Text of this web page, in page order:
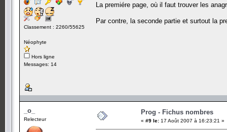
Classement : 2260/55625
Néophyte
Hors ligne
Messages: 14
La premiére page, où il faut trouver les
Par contre, la seconde partie et surtout la
_o_
Relecteur
Prog - Fichus nombres
« #9 le: 17 Août 2007 à 16:23:21 »